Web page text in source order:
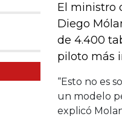
El ministro
Diego
de 4.400
piloto más
“Esto no es
un modelo
explicó